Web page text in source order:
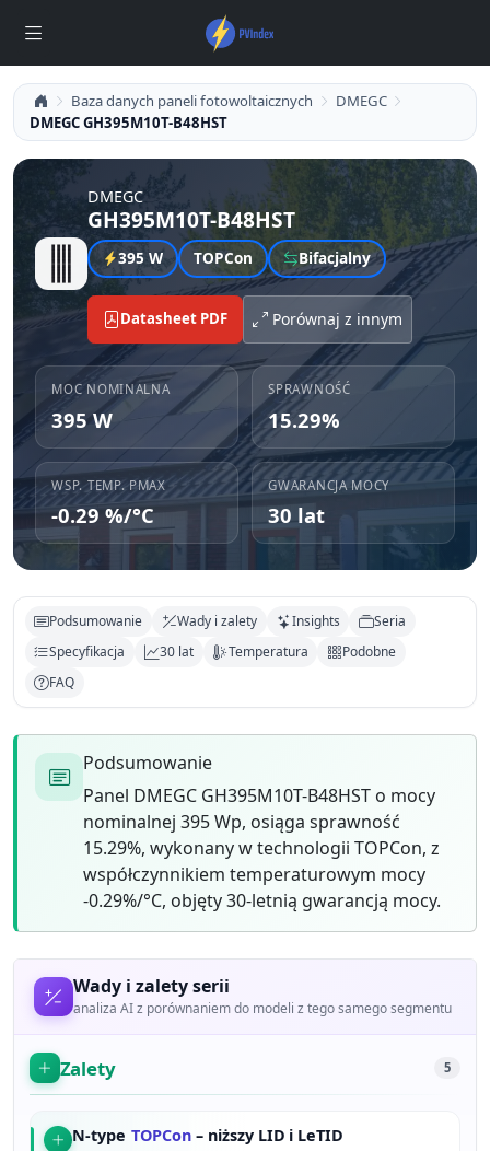
Baza danych paneli fotowoltaicznych
DMEGC
DMEGC GH395M10T-B48HST
DMEGC
GH395M10T-B48HST
395 W TOPCon Bifacjalny
Datasheet PDF Porównaj z innym
MOC NOMINALNA
395 W
SPRAWNOŚĆ
15.29%
WSP. TEMP. PMAX
-0.29 %/°C
GWARANCJA MOCY
30 lat
Podsumowanie Wady i zalety Insights
Seria
Specyfikacja
30 lat Temperatura
Podobne
FAQ
Podsumowanie
Panel DMEGC GH395M10T-B48HST o mocy
nominalnej 395 Wp, osiąga sprawność
15.29%, wykonany w technologii TOPCon, z
współczynnikiem temperaturowym mocy
-0.29%/°C, objęty 30-letnią gwarancją mocy.
Wady i zalety serii
analiza AI z porównaniem do modeli z tego samego segmentu
Zalety 5
N-type TOPCon – niższy LID i LeTID